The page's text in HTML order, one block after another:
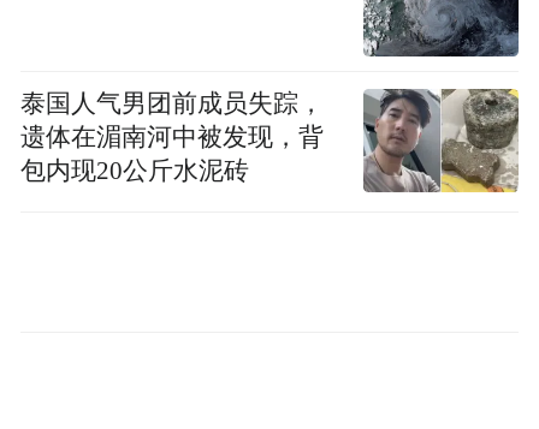
座微缩的“未来科技馆”，而且每一件都能让
泰国人气男团前成员失踪，
遗体在湄南河中被发现，背
包内现20公斤水泥砖